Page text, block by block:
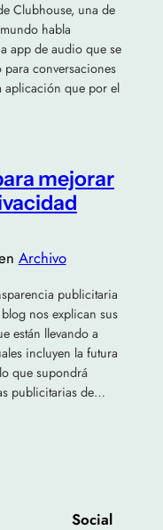
Clubhouse, una de
habla
app de audio que se
conversaciones
aplicación que por el
mejorar
Archivo
publicitaria
nos explican sus
están llevando a
incluyen la futura
que supondrá
publicitarias de…
Social